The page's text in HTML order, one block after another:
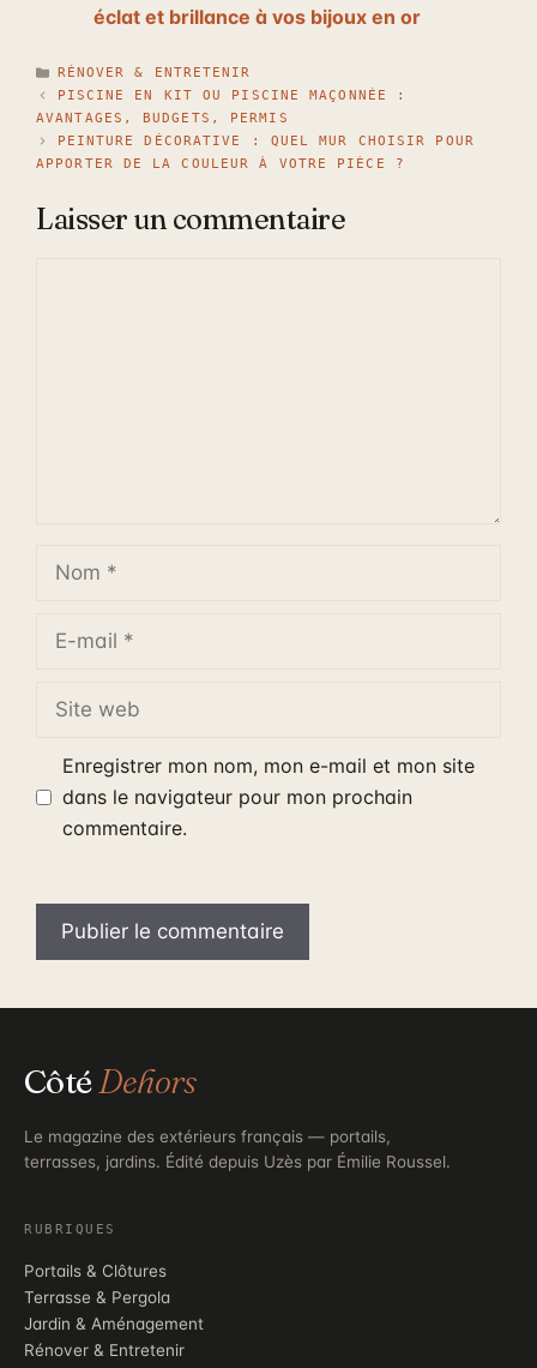
éclat et brillance à vos bijoux en or
CATÉGORIES
RÉNOVER & ENTRETENIR
PISCINE EN KIT OU PISCINE MAÇONNÉE :
AVANTAGES, BUDGETS, PERMIS
PEINTURE DÉCORATIVE : QUEL MUR CHOISIR POUR
APPORTER DE LA COULEUR À VOTRE PIÈCE ?
Laisser un commentaire
Nom
mail
Site
web
Enregistrer mon nom, mon e-mail et mon site
dans le navigateur pour mon prochain
commentaire.
CôtéDehors
Le magazine des extérieurs français — portails,
terrasses, jardins. Édité depuis Uzès par Émilie Roussel.
RUBRIQUES
Portails & Clôtures
Terrasse & Pergola
Jardin & Aménagement
Rénover & Entretenir